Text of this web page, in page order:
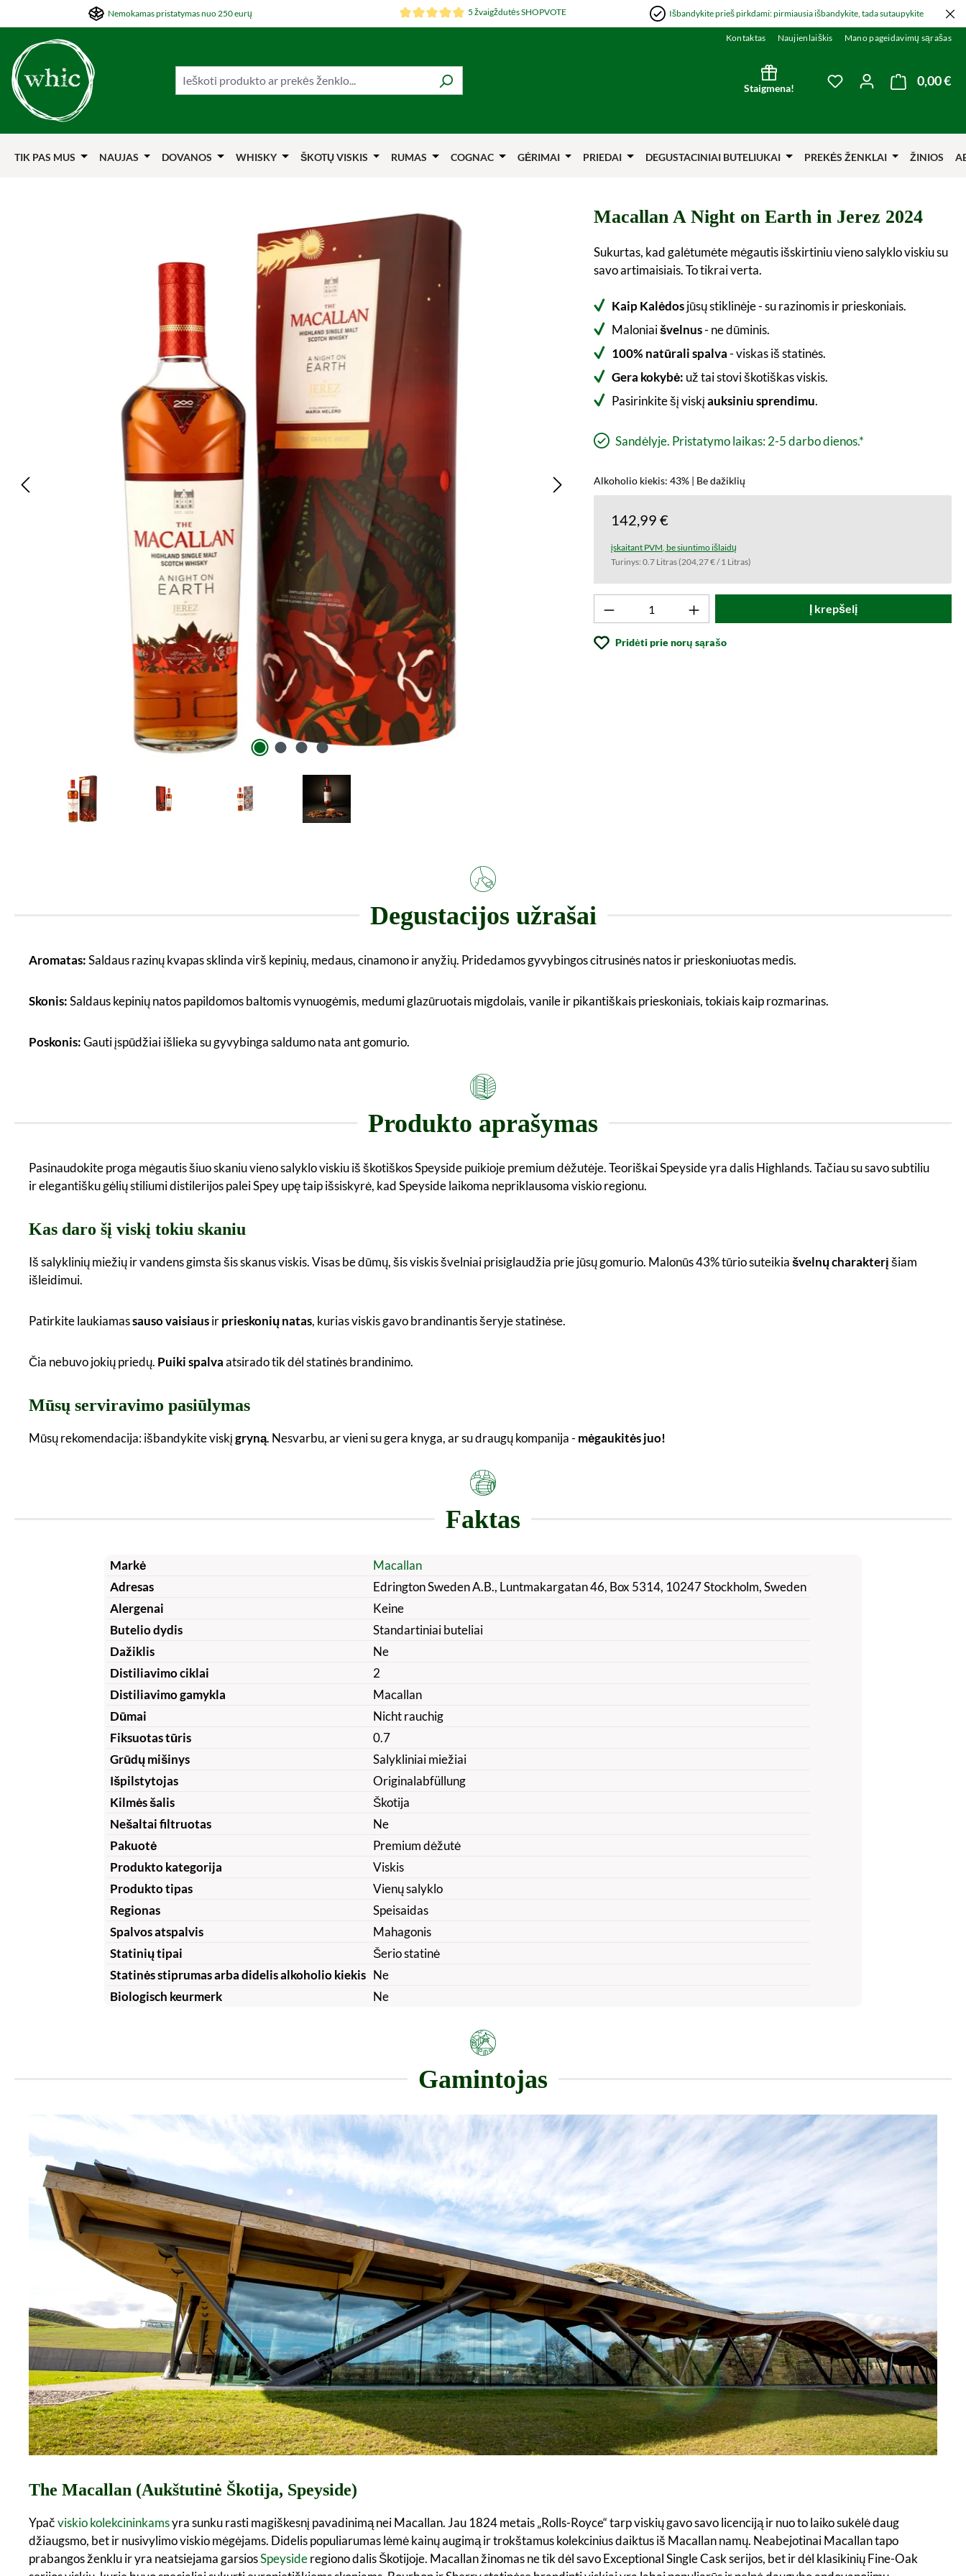
į pagrindinį turinį
Šokti į pagrindinę navigacijąNemokamas pristatymas nuo 250 eurų 5 žvaigždutės SHOPVOTE Išbandykite prieš pirkdami: pirmiausia išbandykite, tada sutaupykite
Kontaktas Naujienlaiškis Mano pageidavimų sąrašas
Staigmena!
You have 0 wishlist
0,00 €
TIK PAS MUS NAUJAS DOVANOS WHISKY ŠKOTŲ VISKIS RUMAS COGNAC GĖRIMAI PRIEDAI DEGUSTACINIAI BUTELIUKAI PREKĖS ŽENKLAI ŽINIOS
Macallan A Night on Earth in Jerez 2024
Sukurtas, kad galėtumėte mėgautis išskirtiniu vieno salyklo viskiu su
savo artimaisiais. To tikrai verta.
Kaip Kalėdosjūsų stiklinėje - su razinomis ir prieskoniais.
Maloniaišvelnus- ne dūminis.
100% natūrali spalva- viskas iš statinės.
Gera kokybė: už tai stovi škotiškas viskis.
Pasirinkite šį viskįauksiniu sprendimu.
Sandėlyje. Pristatymo laikas: 2-5 darbo dienos.*
Alkoholio kiekis: 43% | Be dažiklių
142,99 €
įskaitant PVM, be siuntimo išlaidų
Turinys:0.7 Litras(204,27 € / 1 Litras)
Produkto kiekis: Įveskite norimą vertę arba
Į krepšelį
Pridėti prie norų sąrašo
Degustacijos užrašai
Aromatas:Saldaus razinų kvapas sklinda virš kepinių, medaus, cinamono ir anyžių. Pridedamos gyvybingos citrusinės natos ir prieskoniuotas medis.
Skonis:Saldaus kepinių natos papildomos baltomis vynuogėmis, medumi glazūruotais migdolais, vanile ir pikantiškais prieskoniais, tokiais kaip rozmarinas.
Poskonis:Gauti įspūdžiai išlieka su gyvybinga saldumo nata ant gomurio.
Produkto aprašymas
Pasinaudokite proga mėgautis šiuo skaniu vieno salyklo viskiu iš škotiškos Speyside puikioje premium dėžutėje. Teoriškai Speyside yra dalis Highlands. Tačiau su savo subtiliu
ir elegantišku gėlių stiliumi distilerijos palei Spey upę taip išsiskyrė, kad Speyside laikoma nepriklausoma viskio regionu.
Kas daro šį viskį tokiu skaniu
Iš salyklinių miežių ir vandens gimsta šis skanus viskis. Visas be dūmų, šis viskis švelniai prisiglaudžia prie jūsų gomurio. Malonūs 43% tūrio suteikiašvelnų charakterįšiam
išleidimui.
Patirkite laukiamassauso vaisiausirprieskonių natas, kurias viskis gavo brandinantis šeryje statinėse.
Čia nebuvo jokių priedų. Puiki spalvaatsirado tik dėl statinės brandinimo.
Mūsų serviravimo pasiūlymas
Mūsų rekomendacija: išbandykite viskįgryną. Nesvarbu, ar vieni su gera knyga, ar su draugų kompanija - mėgaukitės juo!
Faktas
Markė
Macallan
Adresas
Edrington Sweden A.B., Luntmakargatan 46, Box 5314, 10247 Stockholm, Sweden
Alergenai
Keine
Butelio dydis
Standartiniai buteliai
Dažiklis
Ne
Distiliavimo ciklai
2
Distiliavimo gamykla
Macallan
Dūmai
Nicht rauchig
Fiksuotas tūris
0.7
Grūdų mišinys
Salykliniai miežiai
Išpilstytojas
Originalabfüllung
Kilmės šalis
Škotija
Nešaltai filtruotas
Ne
Pakuotė
Premium dėžutė
Produkto kategorija
Viskis
Produkto tipas
Vienų salyklo
Regionas
Speisaidas
Spalvos atspalvis
Mahagonis
Statinių tipai
Šerio statinė
Statinės stiprumas arba didelis alkoholio kiekis Ne
Biologisch keurmerk
Ne
Gamintojas
The Macallan (Aukštutinė Škotija, Speyside)
Ypačviskio kolekcininkamsyra sunku rasti magiškesnį pavadinimą nei Macallan. Jau 1824 metais „Rolls-Royce“ tarp viskių gavo savo licenciją ir nuo to laiko sukėlė daug
džiaugsmo, bet ir nusivylimo viskio mėgėjams. Didelis populiarumas lėmė kainų augimą ir trokštamus kolekcinius daiktus iš Macallan namų. Neabejotinai Macallan tapo
prabangos ženklu ir yra neatsiejama garsiosSpeysideregiono dalis Škotijoje. Macallan žinomas ne tik dėl savo Exceptional Single Cask serijos, bet ir dėl klasikinių Fine-Oak